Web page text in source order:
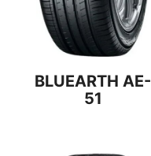
BLUEARTH AE-
51